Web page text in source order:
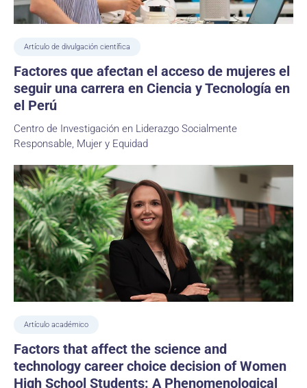
Artículo de divulgación científica
Factores que afectan el acceso de mujeres el
seguir una carrera en Ciencia y Tecnología en
el Perú
Centro de Investigación en Liderazgo Socialmente
Responsable, Mujer y Equidad
Artículo académico
Factors that affect the science and
technology career choice decision of Women
High School Students: A Phenomenological